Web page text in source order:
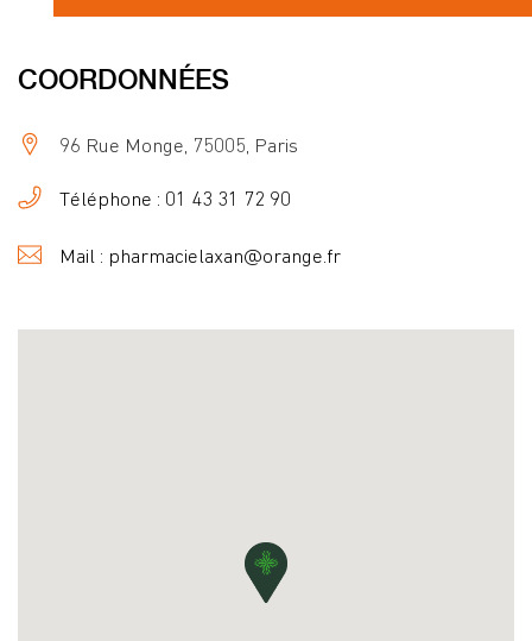
COORDONNÉES
96 Rue Monge, 75005, Paris
Téléphone : 01 43 31 72 90
Mail : pharmacielaxan@orange.fr